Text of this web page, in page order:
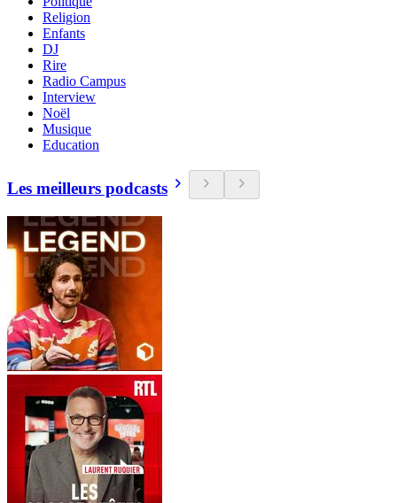
Religion
Enfants
DJ
Rire
Radio Campus
Interview
Noël
Musique
Education
Les meilleurs podcasts